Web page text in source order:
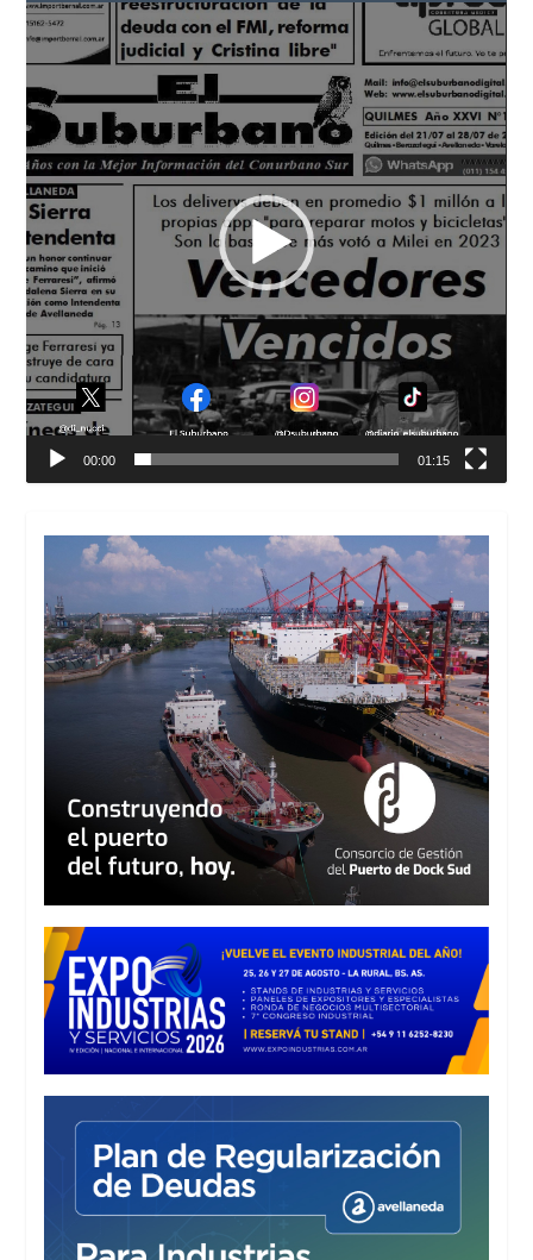
Reproductor
de
vídeo
00:00 01:15